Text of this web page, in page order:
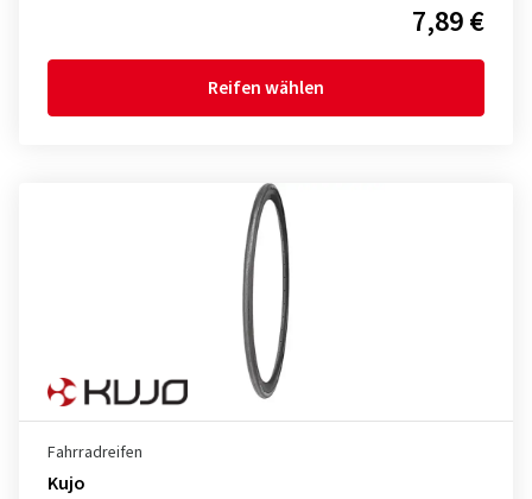
7,89 €
Reifen wählen
Fahrradreifen
Kujo